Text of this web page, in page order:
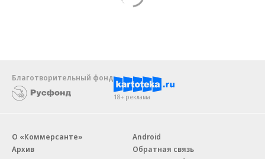
Благотворительный фонд
18+ реклама
О «Коммерсанте»
Архив
Android
Обратная связь